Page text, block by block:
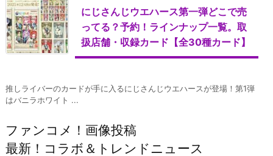
にじさんじウエハース第一弾どこで売
ってる？予約！ラインナップ一覧。取
扱店舗・収録カード【全30種カード】
推しライバーのカードが手に入るにじさんじウエハースが登場！第1弾
はバニラホワイト ...
ファンコメ！画像投稿
最新！コラボ＆トレンドニュース